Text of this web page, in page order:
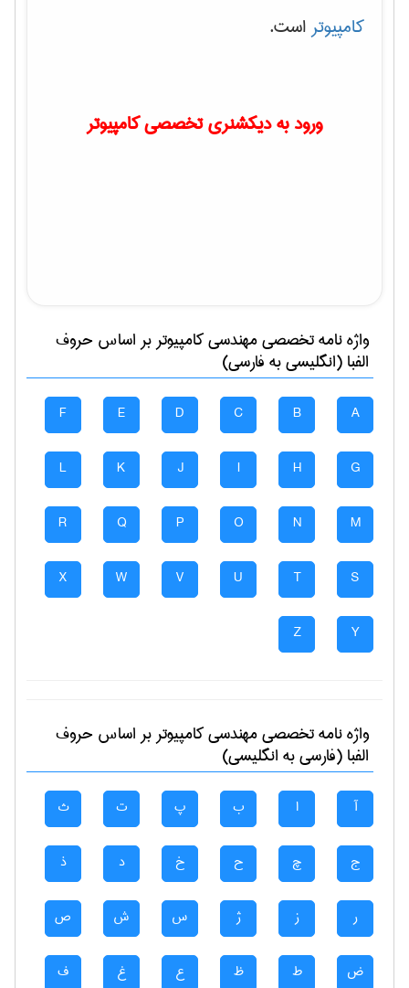
کامپیوتراست.
ورود به دیکشنری تخصصی کامپیوتر
واژه نامه تخصصیمهندسی كامپيوتربر اساس حروف
الفبا (انگلیسی به فارسی)
A
B
C
D
E
F
G
H
I
J
K
L
M
N
O
P
Q
R
S
T
U
V
W
X
Y
Z
واژه نامه تخصصیمهندسی كامپيوتربر اساس حروف
الفبا (فارسی به انگلیسی)
آ ا ب پ ت ث
ج چ ح خ د ذ
ر ز ژ س ش ص
ض ط ظ ع غ ف